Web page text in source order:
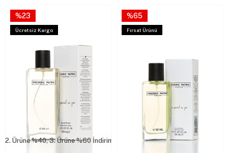
2. Ürüne %40, 3. Ürüne %60 İndirim
%23
Ücretsiz Kargo
%65
Fırsat Ürünü